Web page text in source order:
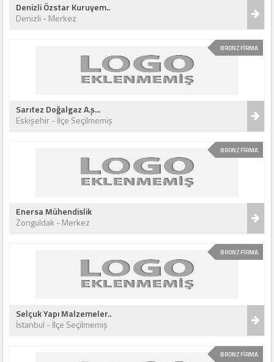
Denizli Özstar Kuruyem..
Denizli - Merkez
BRONZ FİRMA
Sarıtez Doğalgaz A.ş...
Eskişehir - İlçe Seçilmemiş
BRONZ FİRMA
Enersa Mühendislik
Zonguldak - Merkez
BRONZ FİRMA
Selçuk Yapı Malzemeler..
İstanbul - İlçe Seçilmemiş
BRONZ FİRMA